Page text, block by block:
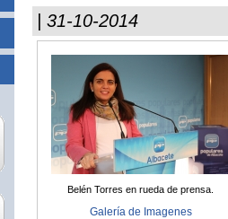
| 31-10-2014
Belén Torres en rueda de prensa.
Galería de Imagenes